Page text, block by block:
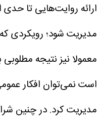
ارائه روایت‌هایی تا حدی
مدیریت شود؛ رویکردی
معمولا نیز نتیجه
است نمی‌توان افکار
مدیریت کرد. در چنین